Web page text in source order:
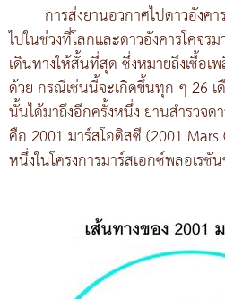
การส่งยานอวกาศไปดาวอังค
ไปในช่วงที่โลกและดาวอังคารโคจร
เดินทางให้สั้นที่สุด ซึ่งหมายถึงเชื้อเ
ด้วย กรณีเช่นนี้จะเกิดขึ้นทุก ๆ 26
นั้นได้มาถึงอีกครั้งหนึ่ง ยานสำรวจด
คือ 2001 มาร์สโอดิสซี (2001
หนึ่งในโครงการมาร์สเอกซ์พลอเรชั